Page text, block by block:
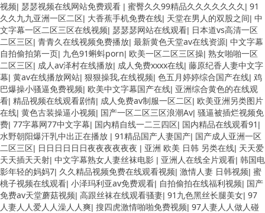
视频| 瑟瑟视频在线网站免费观看 | 蜜臀久久99精品久久久久久久久| 91
久久九九亚洲一区二区| 大香蕉手机免费在线| 天堂在男人的双股之间| 中
文字幕一区二区三区在线视频| 瑟瑟瑟网站在线观看| 日本道vs高清一区
二区三区| 青青久在线视频免费播放| 最新黄色天堂av在线资源| 中文字幕
自拍偷拍第一页| 九色91蝌蚪porn| 欧美一区二区三区操| 熟女啪啪一区
二区三区| 成人av泽村在线播放| 成人免费xxxx在线| 藤原纪香人妻中文字
幕| 黄av在线播放网站| 狠狠操我,在线视频| 色五月婷婷综合国产在线| 鸡
巴爆操小骚逼免费视频| 欧美中文字幕国产在线| 亚洲综合黄色的在线观
看| 精品视频在线观看剧情| 成人免费av制服一区二区| 欧美亚洲另类图片
在线| 黄色古装操逼小视频| 国产一区二区三区浪潮Av| 骚逼被插烂视频免
费| 77字幕网77中文字幕| 国内精自线一二三四区| 国内精品在线观看91 |
水野朝阳爆汗乳中出正在播放 | 91精品国产人妻国产| 国产成人亚洲一区
二区三区| 日日日日日日夜夜夜夜夜夜 | 亚洲 欧美 日韩 另类在线| 天天爱
天天插天天射| 中文字幕熟女人妻丝袜电影 | 亚洲人在线全片观看| 韩国电
影年轻的妈妈7| 久久精品视频免费在线观看视频| 激情人妻 日韩视频| 蜜
桃子视频在线观看| 小泽玛利亚av免费观看| 自拍偷拍在线福利视频| 国产
免费av天堂蘑菇视频| 高跟丝袜在线观看骚妻| 91九色黑丝长腿美女| 97
人妻人人爱人人澡人人爽| 搜四虎激情啪啪免费视频| 97人妻人人做人碰